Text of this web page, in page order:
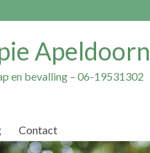
Apeldoorn
en bevalling – 06-19531302
Contact